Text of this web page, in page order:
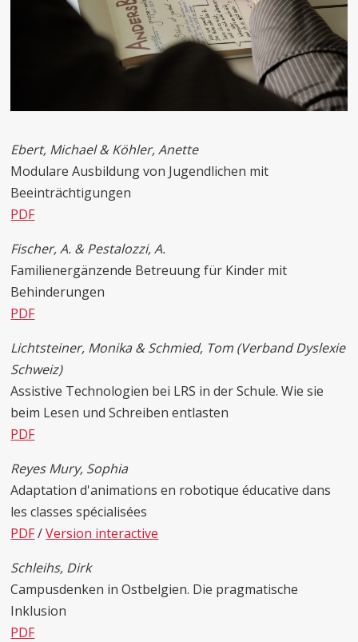
Ebert, Michael & Köhler, Anette
Modulare Ausbildung von Jugendlichen mit
Beeinträchtigungen
PDF
Fischer, A. & Pestalozzi, A.
Familienergänzende Betreuung für Kinder mit
Behinderungen
PDF
Lichtsteiner, Monika & Schmied, Tom (Verband Dyslexie
Schweiz)
Assistive Technologien bei LRS in der Schule. Wie sie
beim Lesen und Schreiben entlasten
PDF
Reyes Mury, Sophia
Adaptation d'animations en robotique éducative dans
les classes spécialisées
PDF/Version interactive
Schleihs, Dirk
Campusdenken in Ostbelgien. Die pragmatische
Inklusion
PDF